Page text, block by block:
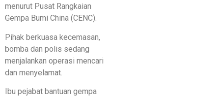
menurut Pusat Rangkaian
Gempa Bumi China (CENC).
Pihak berkuasa kecemasan,
bomba dan polis sedang
menjalankan operasi mencari
dan menyelamat.
Ibu pejabat bantuan gempa